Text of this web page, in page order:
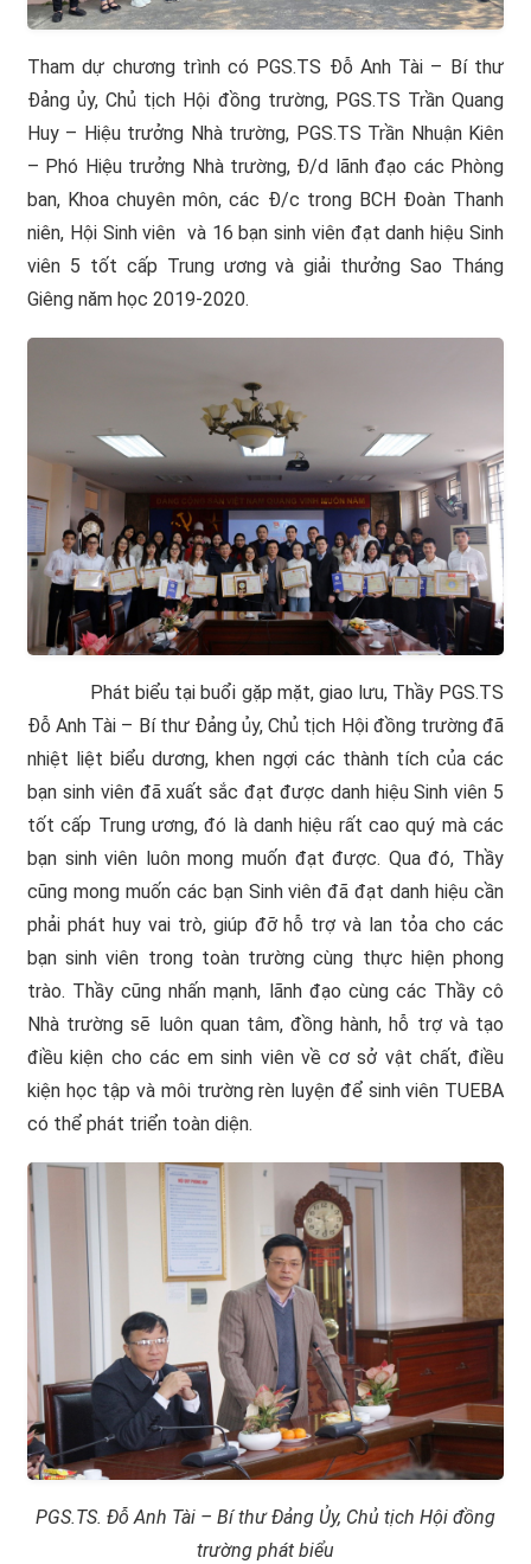
Tham dự chương trình có PGS.TS Đỗ Anh Tài – Bí thư
Đảng ủy, Chủ tịch Hội đồng trường, PGS.TS Trần Quang
Huy – Hiệu trưởng Nhà trường, PGS.TS Trần Nhuận Kiên
– Phó Hiệu trưởng Nhà trường, Đ/d lãnh đạo các Phòng
ban, Khoa chuyên môn, các Đ/c trong BCH Đoàn Thanh
niên, Hội Sinh viên và 16 bạn sinh viên đạt danh hiệu Sinh
viên 5 tốt cấp Trung ương và giải thưởng Sao Tháng
Giêng năm học 2019-2020.
Phát biểu tại buổi gặp mặt, giao lưu, Thầy PGS.TS
Đỗ Anh Tài – Bí thư Đảng ủy, Chủ tịch Hội đồng trường đã
nhiệt liệt biểu dương, khen ngợi các thành tích của các
bạn sinh viên đã xuất sắc đạt được danh hiệu Sinh viên 5
tốt cấp Trung ương, đó là danh hiệu rất cao quý mà các
bạn sinh viên luôn mong muốn đạt được. Qua đó, Thầy
cũng mong muốn các bạn Sinh viên đã đạt danh hiệu cần
phải phát huy vai trò, giúp đỡ hỗ trợ và lan tỏa cho các
bạn sinh viên trong toàn trường cùng thực hiện phong
trào. Thầy cũng nhấn mạnh, lãnh đạo cùng các Thầy cô
Nhà trường sẽ luôn quan tâm, đồng hành, hỗ trợ và tạo
điều kiện cho các em sinh viên về cơ sở vật chất, điều
kiện học tập và môi trường rèn luyện để sinh viên TUEBA
có thể phát triển toàn diện.
PGS.TS. Đỗ Anh Tài – Bí thư Đảng Ủy, Chủ tịch Hội đồng
trường phát biểu